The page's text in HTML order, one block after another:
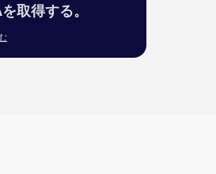
取得する。